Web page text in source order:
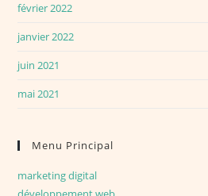
février 2022
janvier 2022
juin 2021
mai 2021
Menu Principal
marketing digital